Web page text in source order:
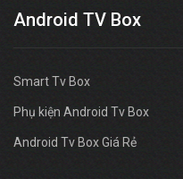
Android TV Box
Smart Tv Box
Phụ kiện Android Tv Box
Android Tv Box Giá Rẻ